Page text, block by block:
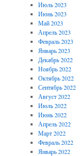
Июль 2023
Июнь 2023
Май 2023
Апрель 2023
Февраль 2023
Январь 2023
Декабрь 2022
Ноябрь 2022
Октябрь 2022
Сентябрь 2022
Август 2022
Июль 2022
Июнь 2022
Апрель 2022
Март 2022
Февраль 2022
Январь 2022